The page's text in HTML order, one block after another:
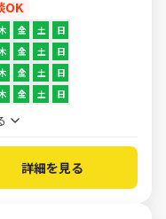
OK
金 土 日
金 土 日
金 土 日
金 土 日
詳細を見る